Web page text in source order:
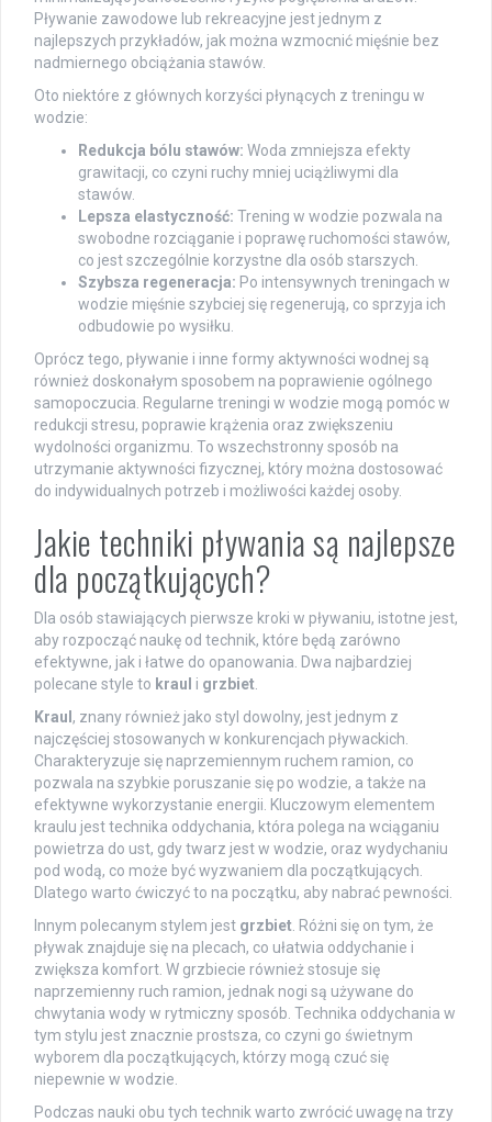
Pływanie zawodowe lub rekreacyjne jest jednym z
najlepszych przykładów, jak można wzmocnić mięśnie bez
nadmiernego obciążania stawów.
Oto niektóre z głównych korzyści płynących z treningu w
wodzie:
Redukcja bólu stawów: Woda zmniejsza efekty
grawitacji, co czyni ruchy mniej uciążliwymi dla
stawów.
Lepsza elastyczność: Trening w wodzie pozwala na
swobodne rozciąganie i poprawę ruchomości stawów,
co jest szczególnie korzystne dla osób starszych.
Szybsza regeneracja: Po intensywnych treningach w
wodzie mięśnie szybciej się regenerują, co sprzyja ich
odbudowie po wysiłku.
Oprócz tego, pływanie i inne formy aktywności wodnej są
również doskonałym sposobem na poprawienie ogólnego
samopoczucia. Regularne treningi w wodzie mogą pomóc w
redukcji stresu, poprawie krążenia oraz zwiększeniu
wydolności organizmu. To wszechstronny sposób na
utrzymanie aktywności fizycznej, który można dostosować
do indywidualnych potrzeb i możliwości każdej osoby.
Jakie techniki pływania są najlepsze
dla początkujących?
Dla osób stawiających pierwsze kroki w pływaniu, istotne jest,
aby rozpocząć naukę od technik, które będą zarówno
efektywne, jak i łatwe do opanowania. Dwa najbardziej
polecane style to kraul i grzbiet
Kraul , znany również jako styl dowolny, jest jednym z
najczęściej stosowanych w konkurencjach pływackich.
Charakteryzuje się naprzemiennym ruchem ramion, co
pozwala na szybkie poruszanie się po wodzie, a także na
efektywne wykorzystanie energii. Kluczowym elementem
kraulu jest technika oddychania, która polega na wciąganiu
powietrza do ust, gdy twarz jest w wodzie, oraz wydychaniu
pod wodą, co może być wyzwaniem dla początkujących.
Dlatego warto ćwiczyć to na początku, aby nabrać pewności.
Innym polecanym stylem jest grzbiet . Różni się on tym, że
pływak znajduje się na plecach, co ułatwia oddychanie i
zwiększa komfort. W grzbiecie również stosuje się
naprzemienny ruch ramion, jednak nogi są używane do
chwytania wody w rytmiczny sposób. Technika oddychania w
tym stylu jest znacznie prostsza, co czyni go świetnym
wyborem dla początkujących, którzy mogą czuć się
niepewnie w wodzie.
Podczas nauki obu tych technik warto zwrócić uwagę na trzy